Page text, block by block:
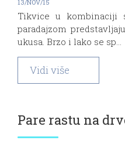
13/NOV/15
Tikvice u kombinaciji
paradajzom
ukusa. Brzo i lako se sp...
Vidi više